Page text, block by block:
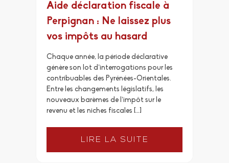
Aide déclaration fiscale à
Perpignan : Ne laissez plus
vos impôts au hasard
Chaque année, la période déclarative
génère son lot d’interrogations pour les
contribuables des Pyrénées-Orientales.
Entre les changements législatifs, les
nouveaux barèmes de l’impôt sur le
revenu et les niches fiscales […]
LIRE LA SUITE